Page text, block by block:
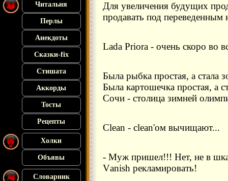
Читальня
Перлы
Анекдоты
Сказки-fix
Стишата
Аккорды
Тосты
Рецепты
Холки
Объявы
Словарник
Для увеличения будущих
продавать под
Lada Priora - очень скоро во
Была рыбка простая, а стала
Была картошечка простая, а
Сочи - столица зимней
Clean - clean'ом вычищают...
- Муж пришел!!! Нет, не в
Vаnish рекламировать!